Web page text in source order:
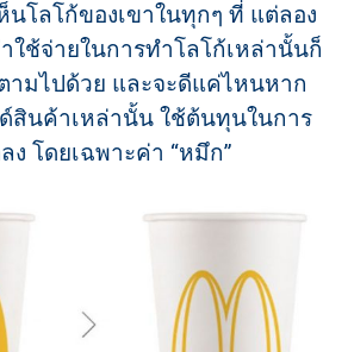
โลโก้ของเขาในทุกๆ ที่ แต่ลอง
ใช้จ่ายในการทำโลโก้เหล่านั้นก็
ามไปด้วย และจะดีแค่ไหนหาก
สินค้าเหล่านั้น ใช้ต้นทุนในการ
ง โดยเฉพาะค่า “หมึก”